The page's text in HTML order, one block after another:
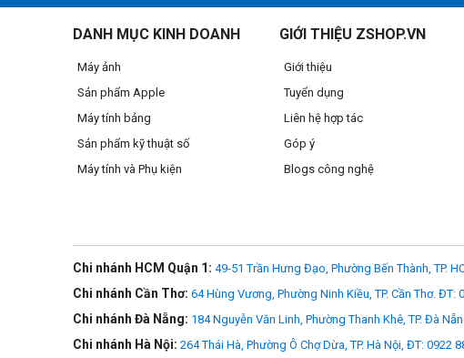
Màn hình Retina
máy tính iMac 27‑inch trang bị công nghệ True Tone cho trải
DANH MỤC KINH DOANH
Máy ảnh
Sản phẩm Apple
Máy tính bảng
Sản phẩm kỹ thuật số
Máy tính và Phụ kiện
GIỚI THIỆU ZSHOP.VN
Giới thiệu
Tuyển dụng
Liên hệ hợp tác
Góp ý
Blogs công nghệ
Chi nhánh HCM Quận 1: 49-51 Trần Hưng Đạo, Phường Bến Thành, TP.
Chi nhánh Cần Thơ: 64 Hùng Vương, Phường Ninh Kiều, TP. Cần Thơ. ĐT:
Chi nhánh Đà Nẵng: 184 Nguyễn Văn Linh, Phường Thanh Khê, TP. Đà
Chi nhánh Hà Nội: 264 Thái Hà, Phường Ô Chợ Dừa, TP. Hà Nội, ĐT: 0922